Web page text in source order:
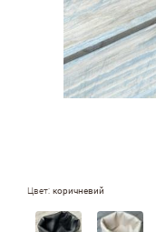
Цвет: коричневий